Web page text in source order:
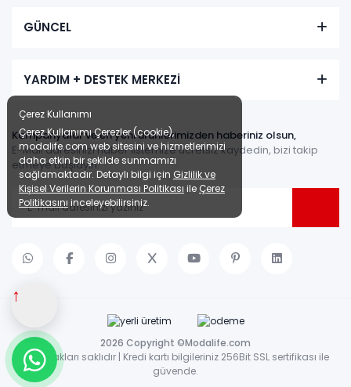
↑
GÜNCEL
YARDIM + DESTEK MERKEZİ
Kampanyalar ve en yeni ürünlerimizden haberiniz olsun,
E-Mail adresinizi haber listemize ücretsiz kaydedin, bizi takip
etmeye başlayın.
2026 Copyright ©Modalife.com
Tüm hakları saklıdır | Kredi kartı bilgileriniz 256Bit SSL sertifikası ile
güvende.
Çerez Kullanımı
Çerez Kullanımı Çerezler (cookie),
modalife.com web sitesini ve hizmetlerimizi
daha etkin bir şekilde sunmamızı
sağlamaktadır. Detaylı bilgi için Gizlilik ve
Kişisel Verilerin Korunması Politikası ile Çerez
Politikasınıinceleyebilirsiniz.